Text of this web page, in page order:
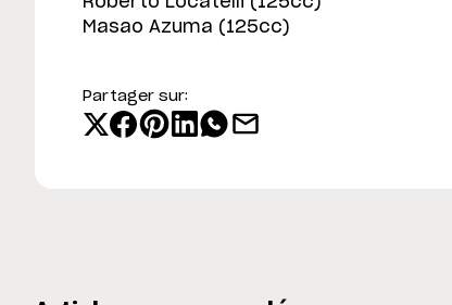
Masao Azuma (125cc)
Partager sur: